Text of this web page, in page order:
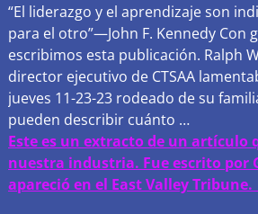
“El liderazgo y el aprendizaje son
para el otro”—John F. Kennedy Con
escribimos esta publicación. Ralph
director ejecutivo de CTSAA
jueves 11-23-23 rodeado de su
pueden describir cuánto …
Este es un extracto de un artículo
nuestra industria. Fue escrito por
apareció en el East Valley